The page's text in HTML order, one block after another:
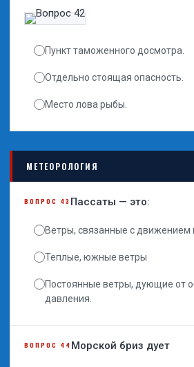
Пункт таможенного досмотра.
Отдельно стоящая опасность.
Место лова рыбы.
МЕТЕОРОЛОГИЯ
ВОПРОС 43 Пассаты — это:
Ветры, связанные с движением
Теплые, южные ветры
Постоянные ветры, дующие от
давления.
ВОПРОС 44 Морской бриз дует